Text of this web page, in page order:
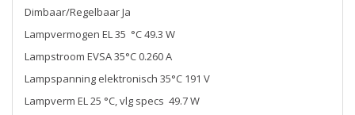
Dimbaar/Regelbaar Ja
Lampvermogen EL 35 °C 49.3 W
Lampstroom EVSA 35°C 0.260 A
Lampspanning elektronisch 35°C 191 V
Lampverm EL 25 °C, vlg specs 49.7 W